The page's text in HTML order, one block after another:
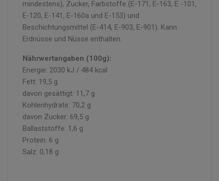
mindestens), Zucker, Farbstoffe (E-171, E-163, E -101,
E-120, E-141, E-160a und E-153) und
Beschichtungsmittel (E-414, E-903, E-901). Kann
Erdnüsse und Nüsse enthalten.
Nährwertangaben (100g):
Energie: 2030 kJ / 484 kcal
Fett: 19,5 g
davon gesättigt: 11,7 g
Kohlenhydrate: 70,2 g
davon Zucker: 69,5 g
Ballaststoffe: 1,6 g
Protein: 6 g
Salz: 0,18 g